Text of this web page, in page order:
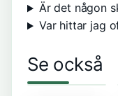
Är det någon
Var hittar jag
Se också
Rollistan I
Johan Falk
Kodnamn